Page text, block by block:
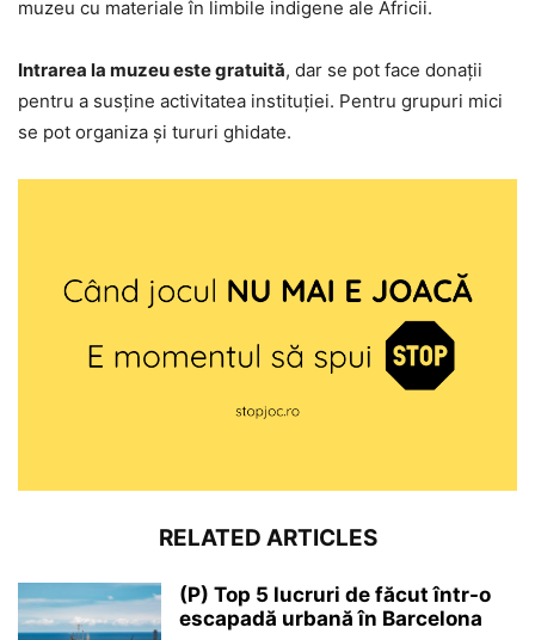
muzeu cu materiale în limbile indigene ale Africii.
Intrarea la muzeu este gratuită, dar se pot face donaţii
pentru a susţine activitatea instituţiei. Pentru grupuri mici
se pot organiza şi tururi ghidate.
RELATED ARTICLES
(P) Top 5 lucruri de făcut într-o
escapadă urbană în Barcelona